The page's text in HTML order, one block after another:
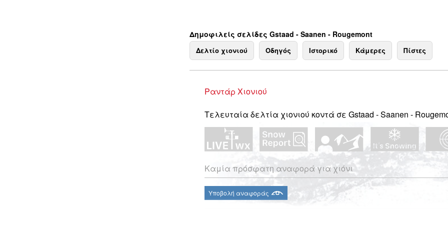
Δημοφιλείς σελίδες Gstaad - Saanen - Rougemont
Δελτίο χιονιού Οδηγός Ιστορικό Κάμερες Πίστες
Ραντάρ Χιονιού
Τελευταία δελτία χιονιού κοντά σε Gstaad - Saanen -
Καμία πρόσφατη αναφορά για χιόνι
Υποβολή αναφοράς